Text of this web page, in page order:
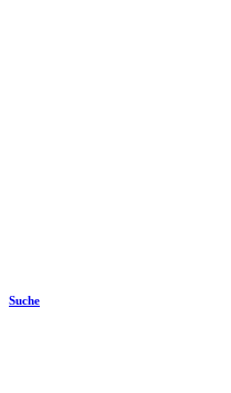
Suche